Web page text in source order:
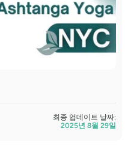
최종 업데이트 날짜:
2025년 8월 29일